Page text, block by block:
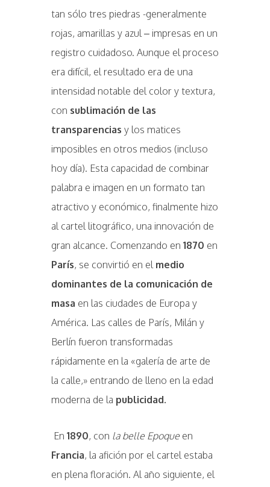
tan sólo tres piedras -generalmente
rojas, amarillas y azul – impresas en un
registro cuidadoso. Aunque el proceso
era difícil, el resultado era de una
intensidad notable del color y textura,
con sublimación de las
transparencias y los matices
imposibles en otros medios (incluso
hoy día). Esta capacidad de combinar
palabra e imagen en un formato tan
atractivo y económico, finalmente hizo
al cartel litográfico, una innovación de
gran alcance. Comenzando en 1870 en
París, se convirtió en el medio
dominantes de la comunicación de
masa en las ciudades de Europa y
América. Las calles de París, Milán y
Berlín fueron transformadas
rápidamente en la «galería de arte de
la calle,» entrando de lleno en la edad
moderna de la publicidad.
En 1890, con la belle Epoqueen
Francia, la afición por el cartel estaba
en plena floración. Al año siguiente, el